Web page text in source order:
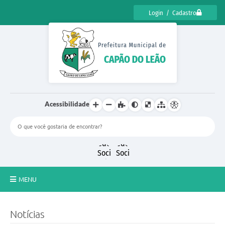
Login / Cadastro
Acessibilidade
MENU
Notícias